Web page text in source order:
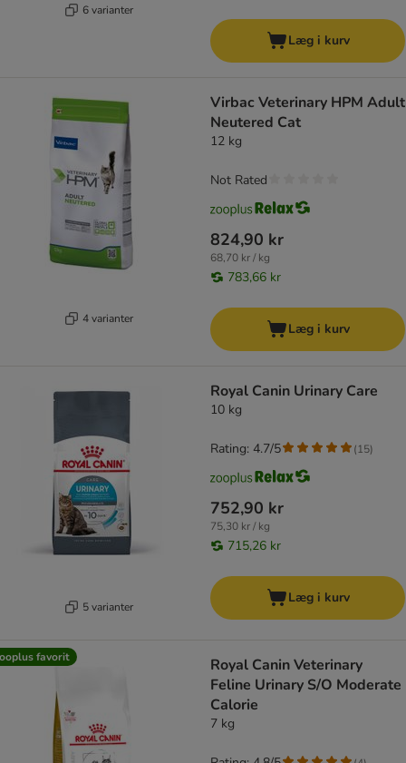
6 varianter
Læg i kurv
4 varianter
Virbac Veterinary HPM Adult
Neutered Cat
12 kg
824,90 kr
68,70 kr / kg
783,66 kr
Not Rated
Læg i kurv
5 varianter
Royal Canin Urinary Care
10 kg
752,90 kr
75,30 kr / kg
715,26 kr
Rating: 4.7/5 (15)
Læg i kurv
favorit
Royal Canin Veterinary
Feline Urinary S/O Moderate
Calorie
7 kg